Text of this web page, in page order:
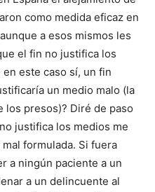
como medida eficaz en
a esos mismos les
el fin no justifica los
este caso sí, un fin
un medio malo (la
los presos)? Diré de paso
justifica los medios me
formulada. Si fuera
a ningún paciente a un
a un delincuente al